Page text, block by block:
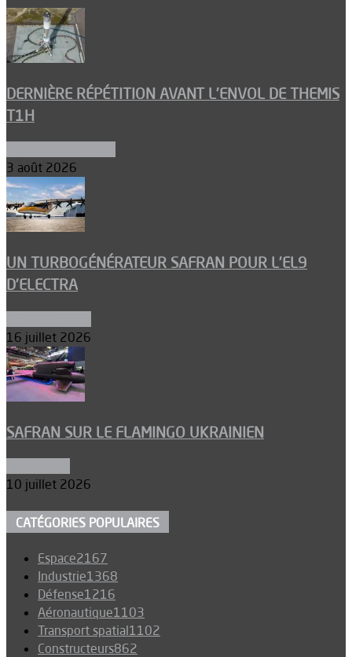
DERNIÈRE RÉPÉTITION AVANT L’ENVOL DE THEMIS
T1H
3 août 2026
UN TURBOGÉNÉRATEUR SAFRAN POUR L’EL9
D’ELECTRA
16 juillet 2026
SAFRAN SUR LE FLAMINGO UKRAINIEN
10 juillet 2026
CATÉGORIES POPULAIRES
Espace2167
Industrie1368
Défense1216
Aéronautique1103
Transport spatial1102
Constructeurs862